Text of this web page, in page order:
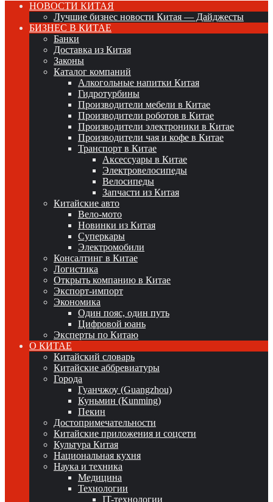
НОВОСТИ КИТАЯ
Лучшие бизнес новости Китая — Дайджесты
БИЗНЕС В КИТАЕ
Банки
Доставка из Китая
Законы
Каталог компаний
Алкогольные напитки Китая
Гидротурбины
Производители мебели в Китае
Производители роботов в Китае
Производители электроники в Китае
Производители чая и кофе в Китае
Транспорт в Китае
Аксессуары в Китае
Электровелосипеды
Велосипеды
Запчасти из Китая
Китайские авто
Вело-мото
Новинки из Китая
Суперкары
Электромобили
Консалтинг в Китае
Логистика
Открыть компанию в Китае
Экспорт-импорт
Экономика
Один пояс, один путь
Цифровой юань
Эксперты по Китаю
О КИТАЕ
Китайский словарь
Китайские аббревиатуры
Города
Гуанчжоу (Guangzhou)
Куньмин (Kunming)
Пекин
Достопримечательности
Китайские приложения и соцсети
Культура Китая
Национальная кухня
Наука и техника
Медицина
Технологии
IT-технологии